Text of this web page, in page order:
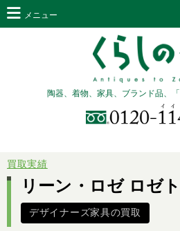
メニュー
陶器、着物、家具、ブランド品、
買取実績
リーン・ロゼ ロゼ
デザイナーズ家具の買取